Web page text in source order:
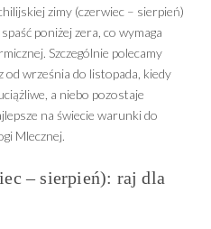
zimy (czerwiec – sierpień)
poniżej zera, co wymaga
Szczególnie polecamy
od września do listopada, kiedy
a niebo pozostaje
na świecie warunki do
Mlecznej.
– sierpień): raj dla